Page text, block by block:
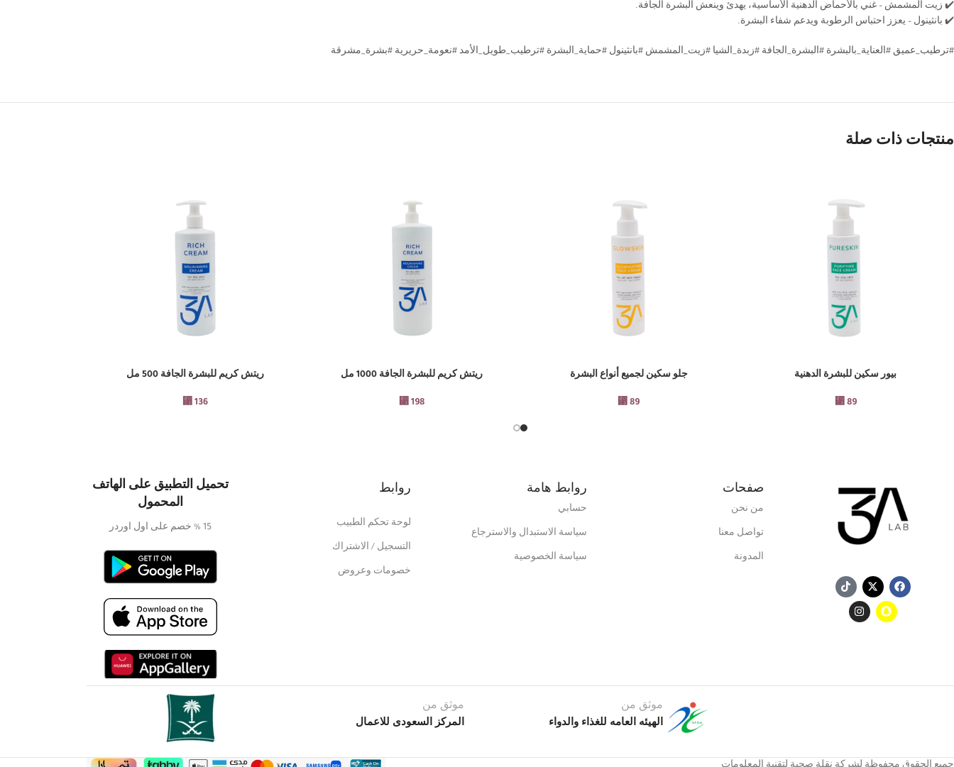
✔️ زيت المشمش – غني بالأحماض الدهنية الأساسية، يهدئ وينعش البشرة الجافة.
✔️ بانثينول – يعزز احتباس الرطوبة ويدعم شفاء البشرة.
#ترطيب_عميق #العناية_بالبشرة #البشرة_الجافة #زبدة_الشيا #زيت_المشمش #بانثينول #حماية_البشرة #ترطيب_طويل_الأمد #نعومة_حريرية #بشرة_مشرقة
منتجات ذات صلة
إضافة إلى السلةبيور سكين للبشرة الدهنية
⃁89
إضافة إلى السلةجلو سكين لجميع أنواع البشرة
⃁ 89
إضافة إلى السلة
ريتش كريم للبشرة الجافة 1000 مل
⃁ 198
إضافة إلى السلةريتش كريم للبشرة الجافة 500 مل
⃁136
صفحات
من نحن
تواصل معنا
المدونة
روابط هامة
حسابي
سياسة الاستبدال والاسترجاع
سياسة الخصوصية
روابط
لوحة تحكم الطبيب
التسجيل / الاشتراك
خصومات وعروض
تحميل التطبيق على الهاتف
المحمول
15 % خصم على اول اوردر
موثق من
الهيئه العامه للغذاء والدواء
موثق من
المركز السعودى للاعمال